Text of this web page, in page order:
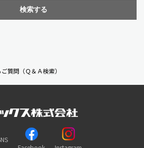
検索する
質問（Ｑ＆Ａ検索）